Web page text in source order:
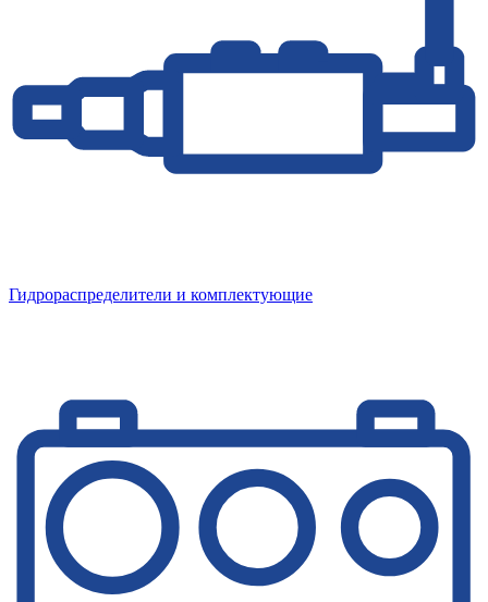
Гидрораспределители и комплектующие